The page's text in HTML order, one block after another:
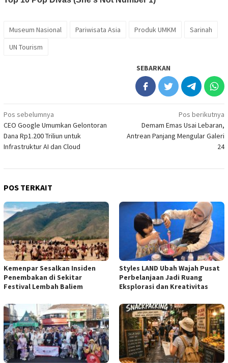
Museum Nasional Pariwisata Asia Produk UMKM
Sarinah
UN Tourism
SEBARKAN
Navigasi
pos
Pos sebelumnya
CEO Google Umumkan Gelontoran
Dana Rp1.200 Triliun untuk
Infrastruktur AI dan Cloud
Pos berikutnya
Demam Emas Usai Lebaran,
Antrean Panjang Mengular Galeri
24
POS TERKAIT
Kemenpar Sesalkan Insiden
Penembakan di Sekitar
Festival Lembah Baliem
Styles LAND Ubah Wajah Pusat
Perbelanjaan Jadi Ruang
Eksplorasi dan Kreativitas